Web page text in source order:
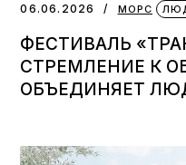
06.06.2026 МОРС
ФЕСТИВАЛЬ
СТРЕМЛЕНИЕ К
ОБЪЕДИНЯЕТ